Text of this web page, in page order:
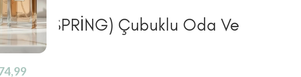
(SPRİNG) Çubuklu Oda Ve